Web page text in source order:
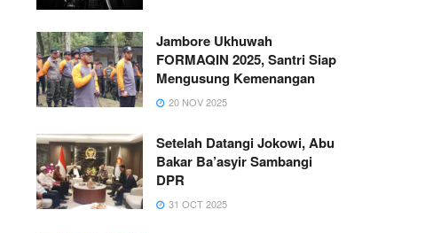
Jambore Ukhuwah
FORMAQIN 2025, Santri Siap
Mengusung Kemenangan
20 NOV 2025
Setelah Datangi Jokowi, Abu
Bakar Ba’asyir Sambangi
DPR
31 OCT 2025